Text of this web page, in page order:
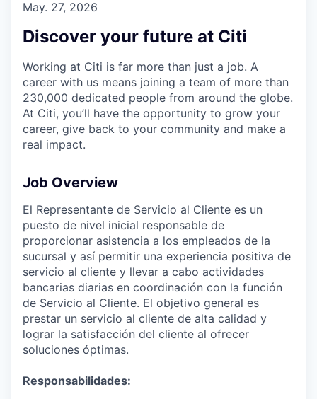
May. 27, 2026
Discover your future at Citi
Working at Citi is far more than just a job. A
career with us means joining a team of more than
230,000 dedicated people from around the globe.
At Citi, you’ll have the opportunity to grow your
career, give back to your community and make a
real impact.
Job Overview
El Representante de Servicio al Cliente es un
puesto de nivel inicial responsable de
proporcionar asistencia a los empleados de la
sucursal y así permitir una experiencia positiva de
servicio al cliente y llevar a cabo actividades
bancarias diarias en coordinación con la función
de Servicio al Cliente. El objetivo general es
prestar un servicio al cliente de alta calidad y
lograr la satisfacción del cliente al ofrecer
soluciones óptimas.
Responsabilidades: